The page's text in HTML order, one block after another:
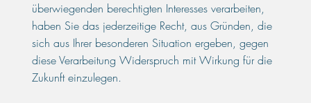
überwiegenden berechtigten Interesses verarbeiten,
haben Sie das jederzeitige Recht, aus Gründen, die
sich aus Ihrer besonderen Situation ergeben, gegen
diese Verarbeitung Widerspruch mit Wirkung für die
Zukunft einzulegen.